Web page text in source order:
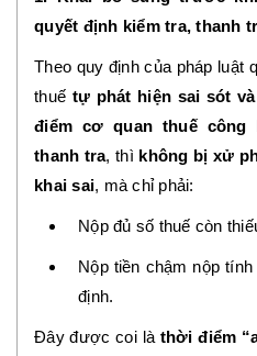
quyết định kiểm tra, thanh
Theo quy định của pháp luật
thuế tự phát hiện sai sót
điểm cơ quan thuế công
thanh tra, thì không bị xử
khai sai, mà chỉ phải:
Nộp đủ số thuế còn
Nộp tiền chậm nộp
định.
Đây được coi là thời điểm